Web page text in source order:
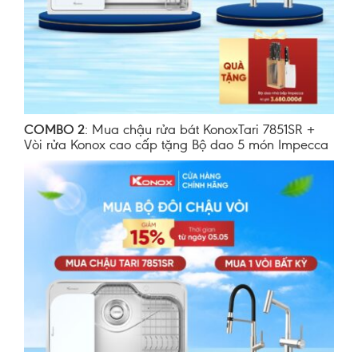
COMBO 2: Mua chậu rửa bát KonoxTari 7851SR +
Vòi rửa Konox cao cấp tặng Bộ dao 5 món Impecca